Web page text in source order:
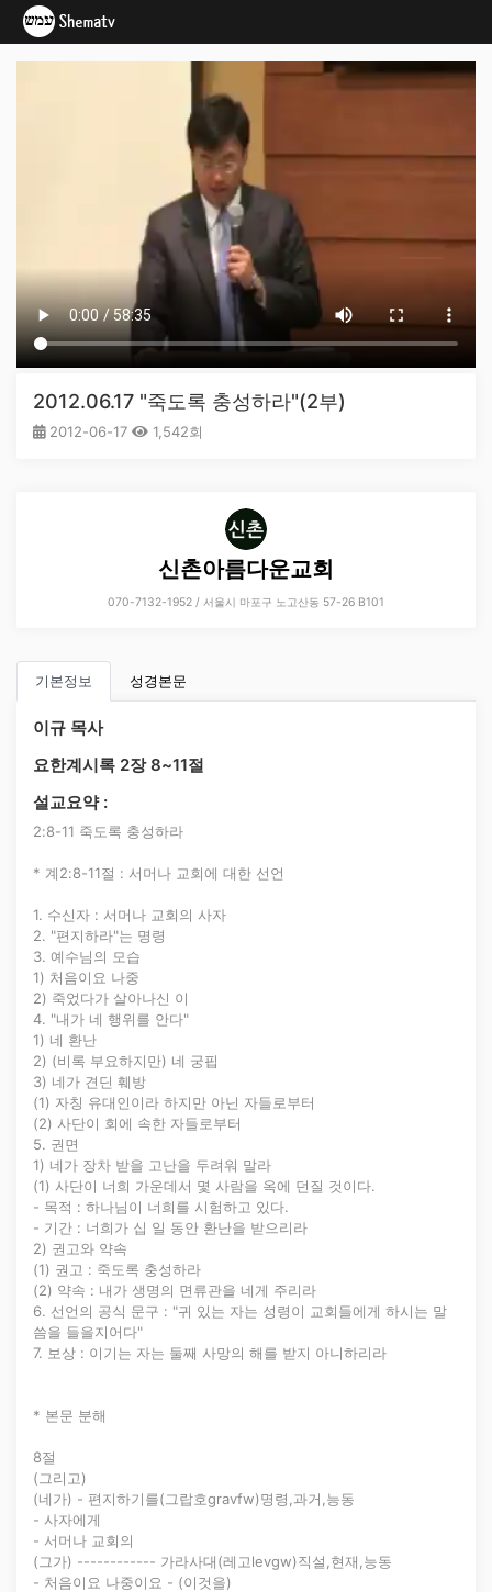
2012.06.17 "죽도록 충성하라"(2부)
2012-06-17 1,542회
신촌아름다운교회
070-7132-1952 / 서울시 마포구 노고산동 57-26 B101
기본정보 성경본문
이규 목사
요한계시록 2장 8~11절
설교요약 :
2:8-11 죽도록 충성하라
* 계2:8-11절 : 서머나 교회에 대한 선언
1. 수신자 : 서머나 교회의 사자
2. "편지하라"는 명령
3. 예수님의 모습
1) 처음이요 나중
2) 죽었다가 살아나신 이
4. "내가 네 행위를 안다"
1) 네 환난
2) (비록 부요하지만) 네 궁핍
3) 네가 견딘 훼방
(1) 자칭 유대인이라 하지만 아닌 자들로부터
(2) 사단이 회에 속한 자들로부터
5. 권면
1) 네가 장차 받을 고난을 두려워 말라
(1) 사단이 너희 가운데서 몇 사람을 옥에 던질 것이다.
- 목적 : 하나님이 너희를 시험하고 있다.
- 기간 : 너희가 십 일 동안 환난을 받으리라
2) 권고와 약속
(1) 권고 : 죽도록 충성하라
(2) 약속 : 내가 생명의 면류관을 네게 주리라
6. 선언의 공식 문구 : "귀 있는 자는 성령이 교회들에게 하시는 말
씀을 들을지어다"
7. 보상 : 이기는 자는 둘째 사망의 해를 받지 아니하리라
* 본문 분해
8절
(그리고)
(네가) - 편지하기를(그랍호gravfw)명령,과거,능동
- 사자에게
- 서머나 교회의
(그가) ------------ 가라사대(레고levgw)직설,현재,능동
- 처음이요 나중이요 - (이것을)